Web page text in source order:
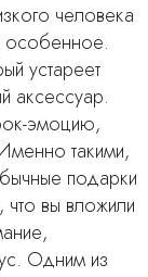
человека
особенное.
устареет
аксессуар.
эмоцию,
такими,
подарки
вы вложили
Одним из